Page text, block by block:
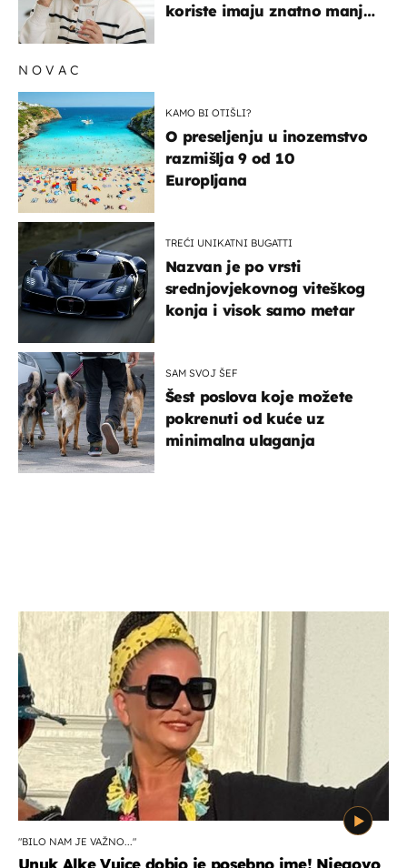
koriste imaju znatno manji
NOVAC
KAMO BI OTIŠLI?
O preseljenju u inozemstvo
razmišlja 9 od 10
Europljana
TREĆI UNIKATNI BUGATTI
Nazvan je po vrsti
srednjovjekovnog viteškog
konja i visok samo metar
SAM SVOJ ŠEF
Šest poslova koje možete
pokrenuti od kuće uz
minimalna ulaganja
"BILO NAM JE VAŽNO..."
Unuk Alke Vuice dobio je posebno ime! Njegovo